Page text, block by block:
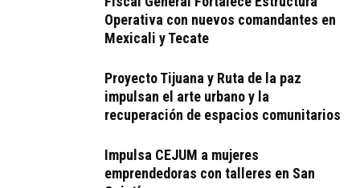
Operativa con nuevos comandantes en
Mexicali y Tecate
Proyecto Tijuana y Ruta de la paz
impulsan el arte urbano y la
recuperación de espacios comunitarios
Impulsa CEJUM a mujeres
emprendedoras con talleres en San